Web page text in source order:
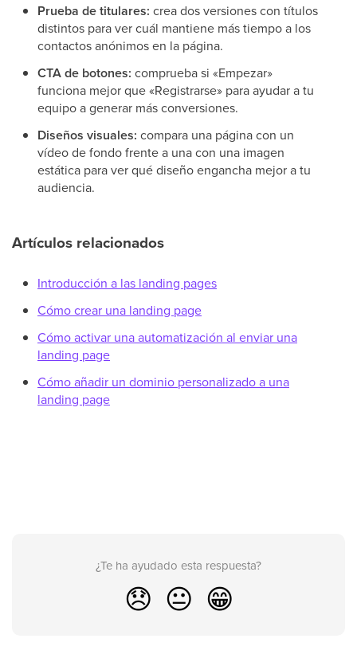
Prueba de titulares: crea dos versiones con títulos
distintos para ver cuál mantiene más tiempo a los
contactos anónimos en la página.
CTA de botones: comprueba si «Empezar»
funciona mejor que «Registrarse» para ayudar a tu
equipo a generar más conversiones.
Diseños visuales: compara una página con un
vídeo de fondo frente a una con una imagen
estática para ver qué diseño engancha mejor a tu
audiencia.
Artículos relacionados
Introducción a las landing pages
Cómo crear una landing page
Cómo activar una automatización al enviar una
landing page
Cómo añadir un dominio personalizado a una
landing page
¿Te ha ayudado esta respuesta?
😞 😐 😁